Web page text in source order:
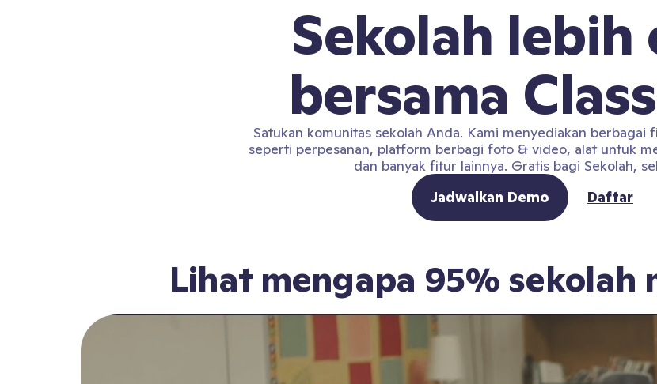
Sekolah lebih
bersama
Satukan komunitas sekolah Anda. Kami menyediakan berbagai
seperti perpesanan, platform berbagi foto & video, alat untuk
dan banyak fitur lainnya. Gratis bagi Sekolah,
Jadwalkan Demo
Daftar
Lihat mengapa 95% sekolah